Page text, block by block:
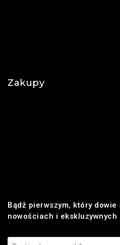
Zakupy
Bądź pierwszym, który dowie
nowościach i